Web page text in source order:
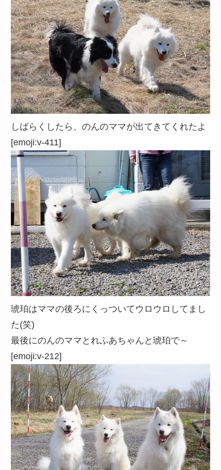
しばらくしたら、のんのママが出てきてくれたよ
[emoji:v-411]
琥珀はママの後ろにくっついてウロウロしてまし
た(笑)
最後にのんのママとれふあちゃんと琥珀で～
[emoji:v-212]